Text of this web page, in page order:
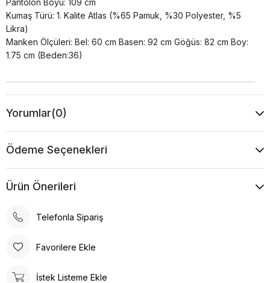
Pantolon Boyu: 109 cm
Kumaş Türü: 1. Kalite Atlas (%65 Pamuk, %30 Polyester, %5
Likra)
Manken Ölçüleri: Bel: 60 cm Basen: 92 cm Göğüs: 82 cm Boy:
1.75 cm (Beden:36)
Yorumlar(0)
Ödeme Seçenekleri
Ürün Önerileri
Telefonla Sipariş
Favorilere Ekle
İstek Listeme Ekle